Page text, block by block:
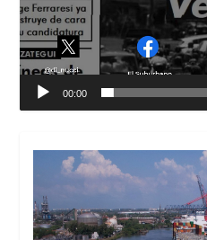
00:00